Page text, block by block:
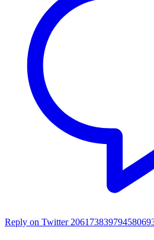
Reply on Twitter